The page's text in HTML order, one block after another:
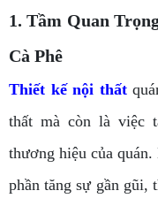
1. Tầm Quan
Cà Phê
Thiết kế nội thất
thất mà còn là việc
thương hiệu của
phần tăng sự gần gũi,